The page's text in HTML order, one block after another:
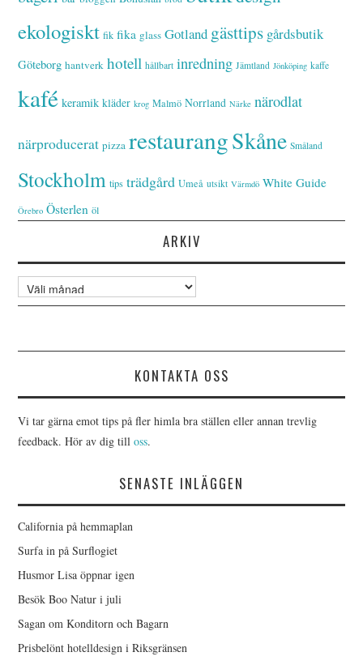
ekologiskt fik fika glass Gotland gästtips gårdsbutik
Göteborg hantverk hotell hållbart inredning Jämtland Jönköping kaffe
kafé keramik kläder krog Malmö Norrland Närke närodlat
närproducerat pizza restaurangSkåne Småland
Stockholm tips trädgård Umeå utsikt Värmdö White Guide
Örebro Österlen öl
ARKIV
Arkiv
KONTAKTA OSS
Vi tar gärna emot tips på fler himla bra ställen eller annan trevlig
feedback. Hör av dig tilloss.
SENASTE INLÄGGEN
California på hemmaplan
Surfa in på Surflogiet
Husmor Lisa öppnar igen
Besök Boo Natur i juli
Sagan om Konditorn och Bagarn
Prisbelönt hotelldesign i Riksgränsen